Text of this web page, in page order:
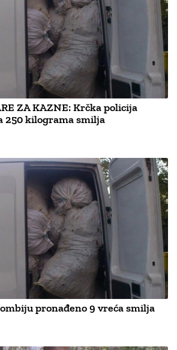
ZA KAZNE: Krčka policija
250 kilograma smilja
pronađeno 9 vreća smilja